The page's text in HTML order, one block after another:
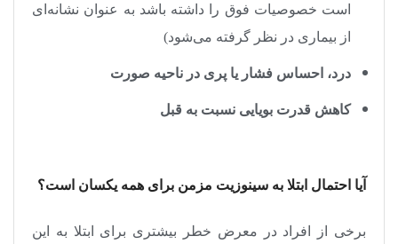
است خصوصیات فوق را داشته باشد به عنوان نشانه‌ای
از بیماری در نظر گرفته می‌شود)
درد، احساس فشار یا پری در ناحیه صورت
کاهش قدرت بویایی نسبت به قبل
آیا احتمال ابتلا به سینوزیت مزمن برای همه یکسان است؟
برخی از افراد در معرض خطر بیشتری برای ابتلا به این